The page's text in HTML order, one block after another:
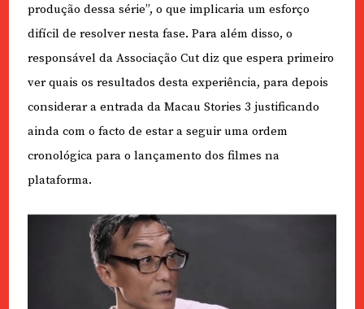
produção dessa série”, o que implicaria um esforço
difícil de resolver nesta fase. Para além disso, o
responsável da Associação Cut diz que espera primeiro
ver quais os resultados desta experiência, para depois
considerar a entrada da Macau Stories 3 justificando
ainda com o facto de estar a seguir uma ordem
cronológica para o lançamento dos filmes na
plataforma.